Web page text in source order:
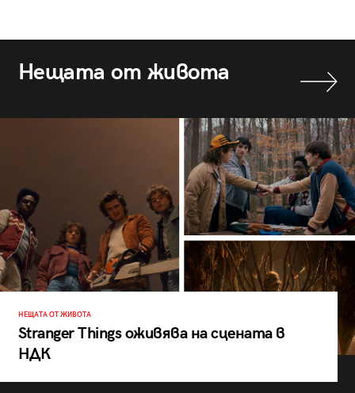
Нещата от живота
НЕЩАТА ОТ ЖИВОТА
Stranger Things оживява на сцената в
НДК